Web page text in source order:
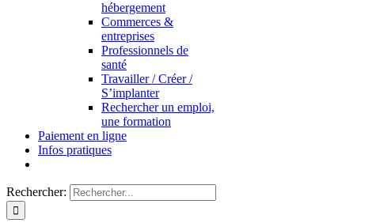
hébergement
Commerces &
entreprises
Professionnels de
santé
Travailler / Créer /
S’implanter
Rechercher un emploi,
une formation
Paiement en ligne
Infos pratiques
Rechercher: